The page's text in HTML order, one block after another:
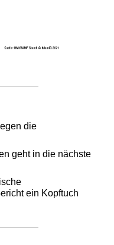
die
geht in die nächste
ein Kopftuch